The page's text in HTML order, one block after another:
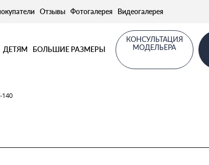
Отзывы Фотогалерея Видеогалерея
ДЕТЯМ БОЛЬШИЕ РАЗМЕРЫ
КОНСУЛЬТАЦИЯ
МОДЕЛЬЕРА
140